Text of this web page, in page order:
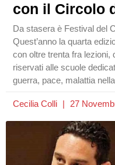
con il Circolo
Da stasera è Festival del
Quest’anno la quarta
con oltre trenta fra lezioni,
riservati alle scuole
guerra, pace, malattia
Cecilia Colli 27